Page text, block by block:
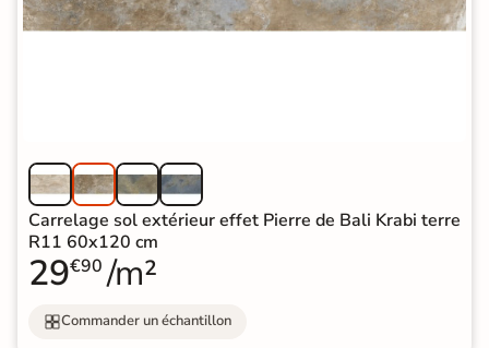
Carrelage sol extérieur effet Pierre de Bali Krabi terre
R11 60x120 cm
29€90 /m²
Commander un échantillon